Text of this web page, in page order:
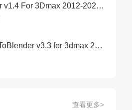
Driver Master v1.4 For 3Dmax 2012-2024官方稳定版+安装教程
3DtoAll MaxToBlender v3.3 for 3dmax 2015-2023（3dmax模型场景导入Blender插件）免费专业版
查看更多>